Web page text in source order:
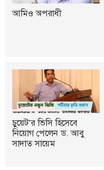
আমিও অপরাধী
চুয়েট’র ভিসি হিসেবে
নিয়োগ পেলেন ড. আবু
সাদাত সায়েম